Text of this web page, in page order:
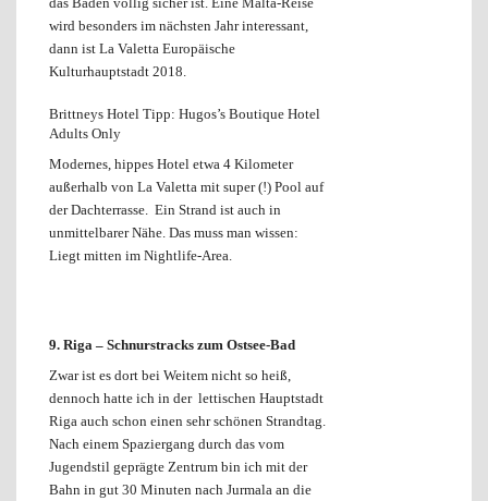
wird besonders im nächsten Jahr interessant,
dann ist La Valetta Europäische
Kulturhauptstadt 2018.
Brittneys Hotel Tipp: Hugos’s Boutique Hotel
Adults Only
Modernes, hippes Hotel etwa 4 Kilometer
außerhalb von La Valetta mit super (!) Pool auf
der Dachterrasse. Ein Strand ist auch in
unmittelbarer Nähe. Das muss man wissen:
Liegt mitten im Nightlife-Area.
9. Riga – Schnurstracks zum Ostsee-Bad
Zwar ist es dort bei Weitem nicht so heiß,
dennoch hatte ich in der lettischen Hauptstadt
Riga auch schon einen sehr schönen Strandtag.
Nach einem Spaziergang durch das vom
Jugendstil geprägte Zentrum bin ich mit der
Bahn in gut 30 Minuten nach Jurmala an die